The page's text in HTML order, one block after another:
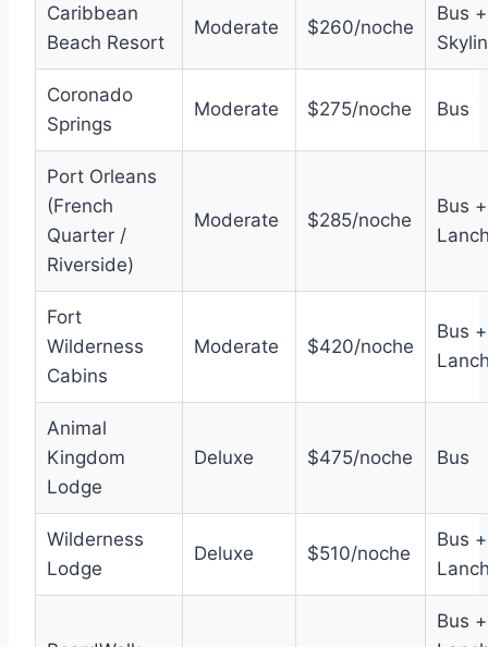
Caribbean
Beach Resort
Moderate $260/noche
Bus +
Coronado
Springs
Moderate $275/noche Bus
Port Orleans
(French
Quarter /
Riverside)
Moderate $285/noche
Bus +
Fort
Wilderness
Cabins
Moderate $420/noche
Bus +
Animal
Kingdom
Lodge
Deluxe $475/noche Bus
Wilderness
Lodge
Deluxe $510/noche
Bus +
Bus +